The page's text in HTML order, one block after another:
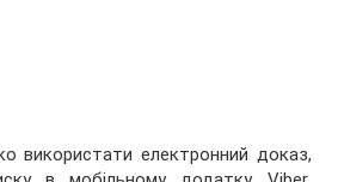
використати електронний доказ,